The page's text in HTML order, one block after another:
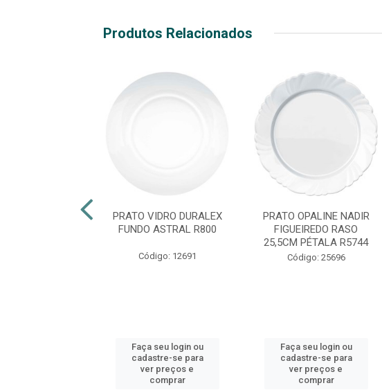
Produtos Relacionados
PRATO VIDRO DURALEX
FUNDO ASTRAL R800
Código: 12691
Faça seu login ou
cadastre-se para
ver preços e
comprar
PRATO OPALINE NADIR
FIGUEIREDO RASO
25,5CM PÉTALA R5744
Código: 25696
Faça seu login ou
cadastre-se para
ver preços e
comprar